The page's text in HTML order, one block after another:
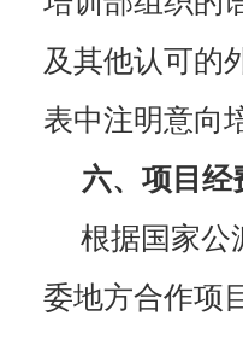
及其他认可的
表中注明意向
六、项目经
根据国家公
委地方合作项